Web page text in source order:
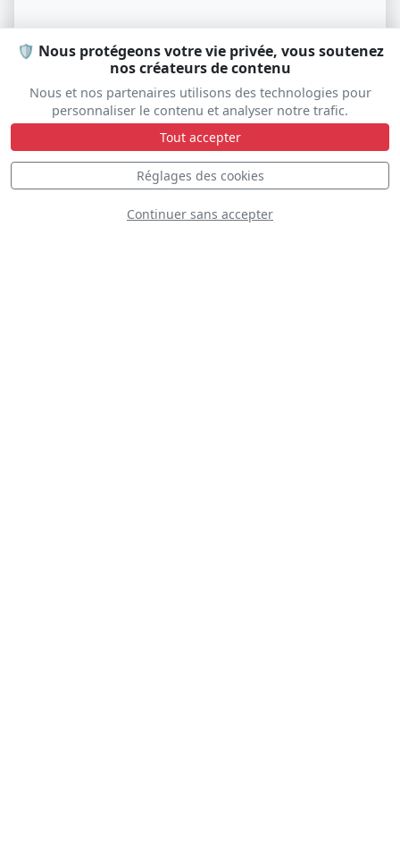
🛡️ Nous protégeons votre vie privée, vous soutenez
nos créateurs de contenu
Nous et nos partenaires utilisons des technologies pour
personnaliser le contenu et analyser notre trafic.
Tout accepter
Réglages des cookies
Continuer sans accepter
Britt LINCOLN
N330SC